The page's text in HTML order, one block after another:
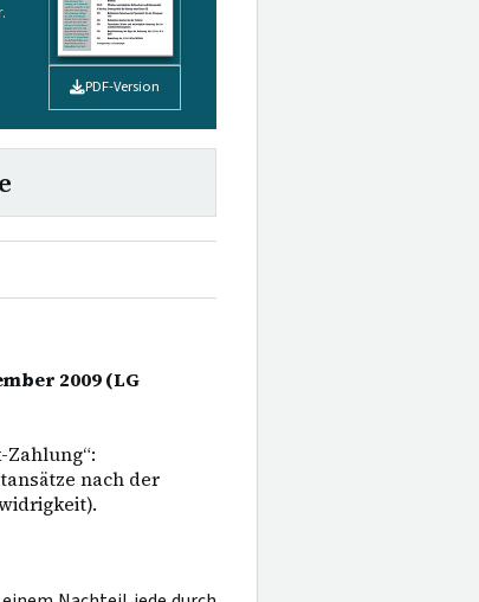
PDF-Version
2009 (LG
nach der